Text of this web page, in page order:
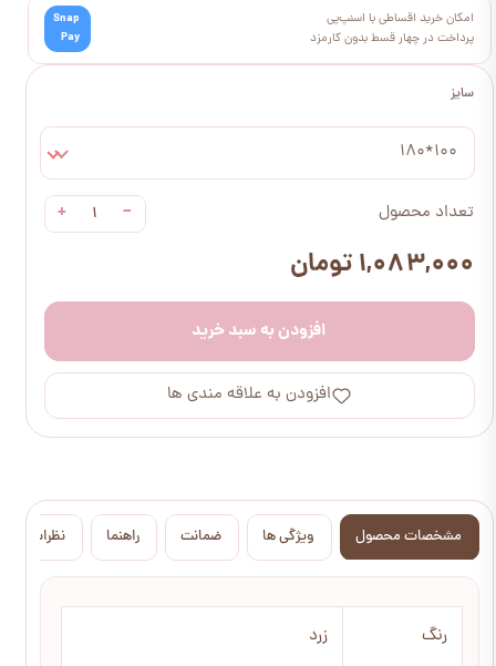
سایز
100*180
تعداد محصول −
+
۱,۰۸۳,۰۰۰ تومان
افزودن به سبد خرید
افزودن به علاقه مندی ها
امکان خرید اقساطی با اسنپ‌پی
پرداخت در چهار قسط بدون کارمزد
Snap
Pay
مشخصات محصول ویژگی ها ضمانت راهنما نظرات
رنگ زرد